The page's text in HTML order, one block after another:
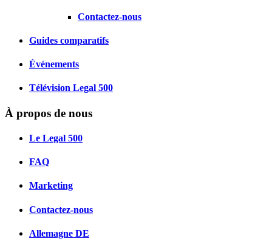
Contactez-nous
Guides comparatifs
Événements
Télévision Legal 500
À propos de nous
Le Legal 500
FAQ
Marketing
Contactez-nous
Allemagne DE